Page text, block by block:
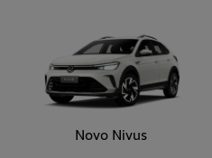
Novo Nivus